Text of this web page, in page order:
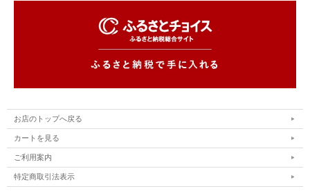
お店のトップへ戻る
カートを見る
ご利用案内
特定商取引法表示